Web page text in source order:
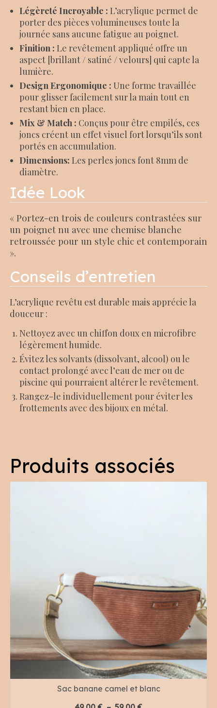
Légèreté Incroyable : L’acrylique permet de
porter des pièces volumineuses toute la
journée sans aucune fatigue au poignet.
Finition : Le revêtement appliqué offre un
aspect [brillant / satiné / velours] qui capte la
lumière.
Design Ergonomique : Une forme travaillée
pour glisser facilement sur la main tout en
restant bien en place.
Mix & Match : Conçus pour être empilés, ces
joncs créent un effet visuel fort lorsqu’ils sont
portés en accumulation.
Dimensions: Les perles joncs font 8mm de
diamètre.
Idée Look
« Portez-en trois de couleurs contrastées sur
un poignet nu avec une chemise blanche
retroussée pour un style chic et contemporain
».
Conseils d’entretien
L’acrylique revêtu est durable mais apprécie la
douceur :
Nettoyez avec un chiffon doux en microfibre
légèrement humide.
Évitez les solvants (dissolvant, alcool) ou le
contact prolongé avec l’eau de mer ou de
piscine qui pourraient altérer le revêtement.
Rangez-le individuellement pour éviter les
frottements avec des bijoux en métal.
Produits associés
Sac banane camel et blanc